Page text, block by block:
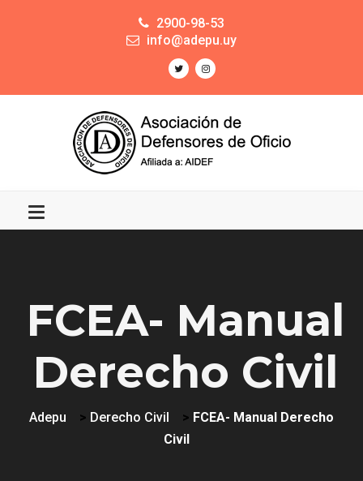
2900-98-53
info@adepu.uy
FCEA- Manual
Derecho Civil
Adepu > Derecho Civil > FCEA- Manual Derecho
Civil